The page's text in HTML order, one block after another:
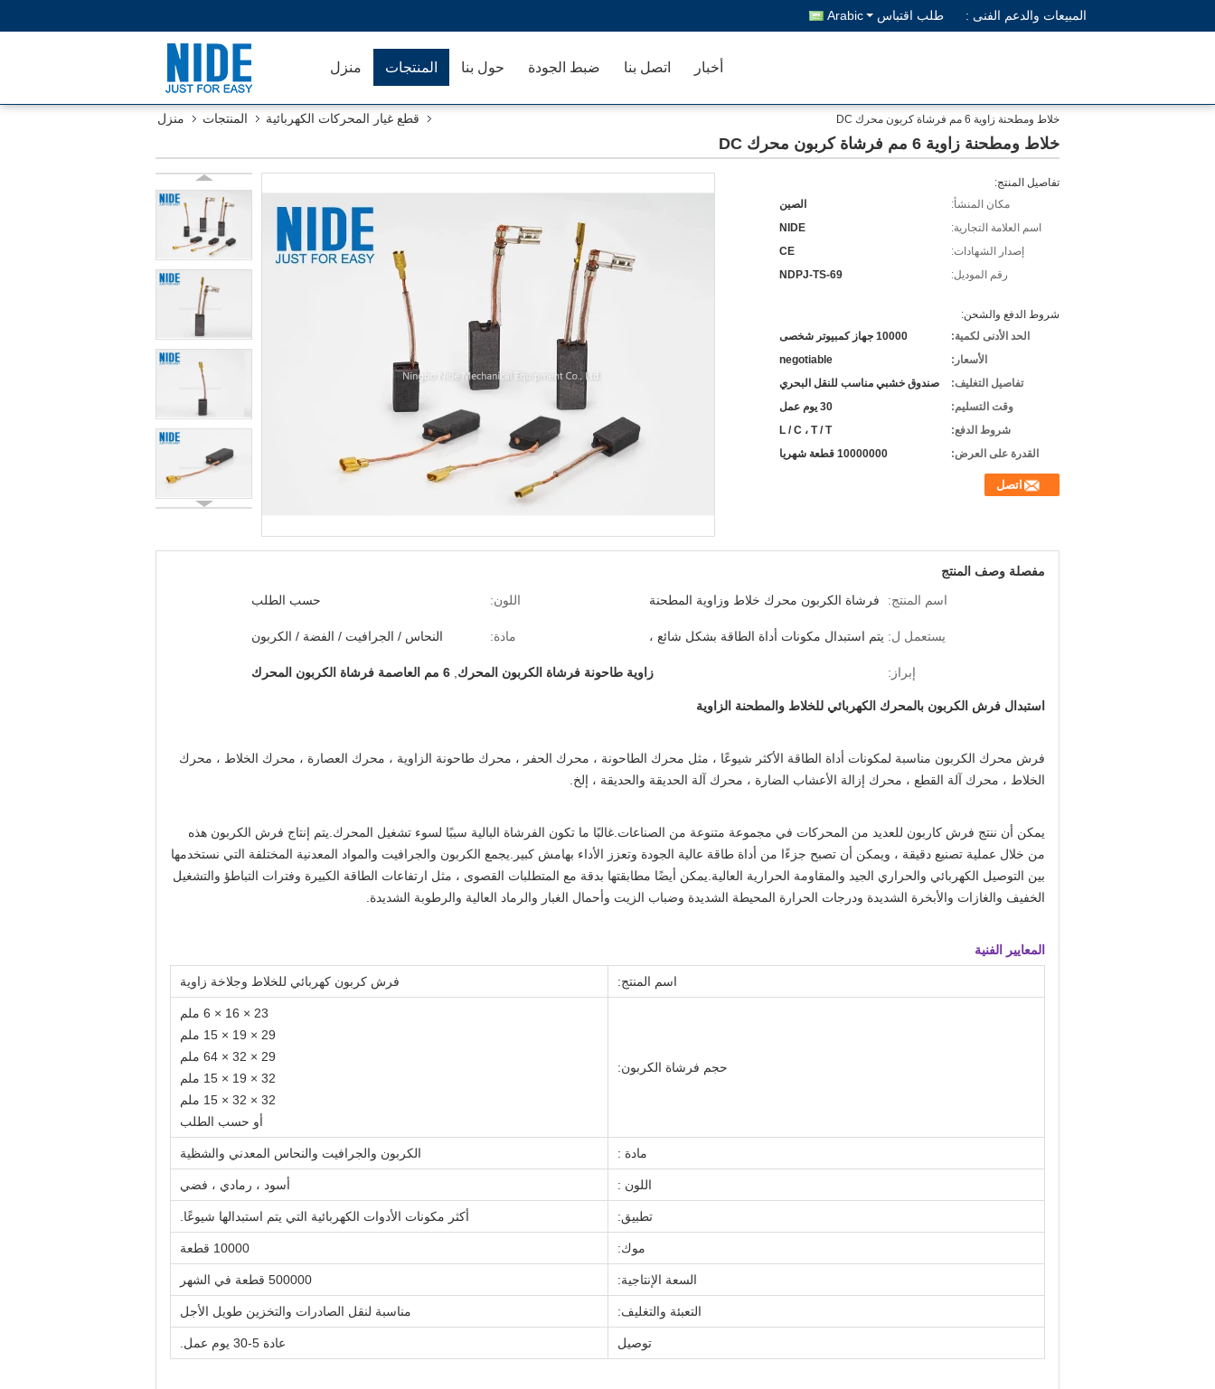
المبيعات والدعم الفنى : طلب اقتباس Arabic
منزل المنتجات حول بنا ضبط الجودة اتصل بنا أخبار
منزل المنتجات قطع غيار المحركات الكهربائية خلاط ومطحنة زاوية 6 مم فرشاة كربون محرك DC
خلاط ومطحنة زاوية 6 مم فرشاة كربون محرك DC
تفاصيل المنتج:
مكان المنشأ:
الصين
اسم العلامة التجارية:
NIDE
إصدار الشهادات:
CE
رقم الموديل:
NDPJ-TS-69
شروط الدفع والشحن:
الحد الأدنى لكمية:
10000 جهاز كمبيوتر شخصى
الأسعار:
negotiable
تفاصيل التغليف:
صندوق خشبي مناسب للنقل البحري
وقت التسليم:
30 يوم عمل
شروط الدفع:
L / C ، T / T
القدرة على العرض:
10000000 قطعة شهريا
اتصل
مفصلة وصف المنتج
اسم المنتج:
فرشاة الكربون محرك خلاط وزاوية المطحنة اللون: حسب الطلب
يستعمل ل: يتم استبدال مكونات أداة الطاقة بشكل شائع ، مادة: النحاس / الجرافيت / الفضة / الكربون
إبراز: زاوية طاحونة فرشاة الكربون المحرك 6 مم العاصمة فرشاة الكربون المحرك
استبدال فرش الكربون بالمحرك الكهربائي للخلاط والمطحنة الزاوية
فرش محرك الكربون مناسبة لمكونات أداة الطاقة الأكثر شيوعًا ، مثل محرك الطاحونة ، محرك الحفر ، محرك طاحونة الزاوية ، محرك العصارة ، محرك الخلاط ، محرك
الخلاط ، محرك آلة القطع ، محرك إزالة الأعشاب الضارة ، محرك آلة الحديقة والحديقة ، إلخ.
يمكن أن ننتج فرش كاربون للعديد من المحركات في مجموعة متنوعة من الصناعات.غالبًا ما تكون الفرشاة البالية سببًا لسوء تشغيل المحرك.يتم إنتاج فرش الكربون هذه
من خلال عملية تصنيع دقيقة ، ويمكن أن تصبح جزءًا من أداة طاقة عالية الجودة وتعزز الأداء بهامش كبير.يجمع الكربون والجرافيت والمواد المعدنية المختلفة التي نستخدمها
بين التوصيل الكهربائي والحراري الجيد والمقاومة الحرارية العالية.يمكن أيضًا مطابقتها بدقة مع المتطلبات القصوى ، مثل ارتفاعات الطاقة الكبيرة وفترات التباطؤ والتشغيل
الخفيف والغازات والأبخرة الشديدة ودرجات الحرارة المحيطة الشديدة وضباب الزيت وأحمال الغبار والرماد العالية والرطوبة الشديدة.
المعايير الفنية
اسم المنتج: فرش كربون كهربائي للخلاط وجلاخة زاوية
حجم فرشاة الكربون:
23 × 16 × 6 ملم
29 × 19 × 15 ملم
29 × 32 × 64 ملم
32 × 19 × 15 ملم
32 × 32 × 15 ملم
أو حسب الطلب
مادة : الكربون والجرافيت والنحاس المعدني والشظية
اللون : أسود ، رمادي ، فضي
تطبيق: أكثر مكونات الأدوات الكهربائية التي يتم استبدالها شيوعًا.
موك: 10000 قطعة
السعة الإنتاجية: 500000 قطعة في الشهر
التعبئة والتغليف: مناسبة لنقل الصادرات والتخزين طويل الأجل
توصيل عادة 5-30 يوم عمل.